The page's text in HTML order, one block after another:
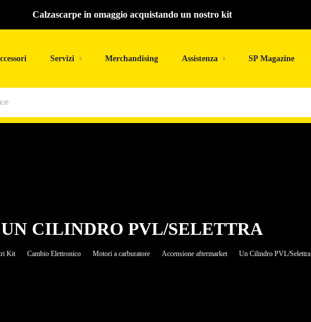
Calzascarpe in omaggio acquistando un nostro kit
Servizi Merchandising Assistenza SP Magazine
UN CILINDRO PVL/SELETTRA
Kit Cambio Elettronico Motori a carburatore Accensione aftermarket Un Cilindro PVL/Selettra